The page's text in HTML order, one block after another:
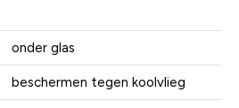
onder glas
beschermen tegen koolvlieg